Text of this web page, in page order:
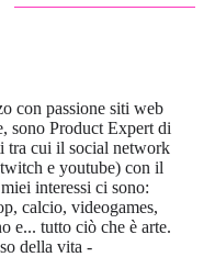
con passione siti web
sono Product Expert di
tra cui il social network
e youtube) con il
interessi ci sono:
calcio, videogames,
e... tutto ciò che è arte.
della vita -